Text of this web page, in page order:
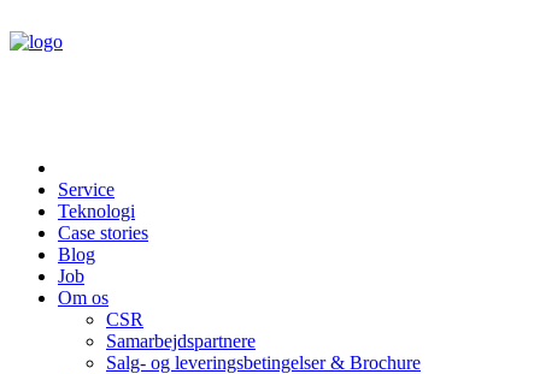
Service
Teknologi
Case stories
Blog
Job
Om os
CSR
Samarbejdspartnere
Salg- og leveringsbetingelser & Brochure